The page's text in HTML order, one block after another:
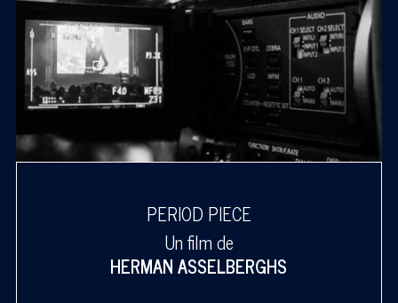
PERIOD PIECE
Un film de
HERMAN ASSELBERGHS